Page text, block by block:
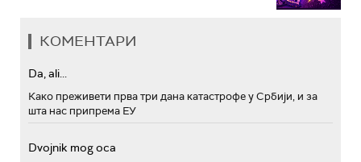
КОМЕНТАРИ
Da, ali...
Како преживети прва три дана катастрофе у Србији, и за
шта нас припрема ЕУ
Dvojnik mog oca